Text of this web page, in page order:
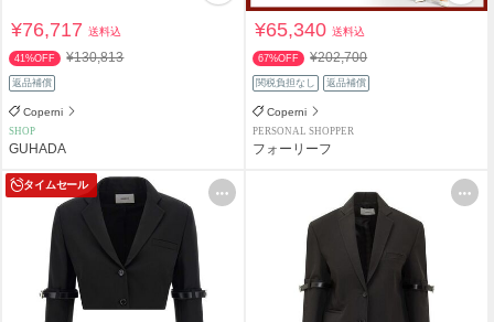
¥76,717送料込
41%OFF ¥130,813
返品補償
Coperni
SHOP
GUHADA
¥65,340送料込
67%OFF ¥202,700
関税負担なし 返品補償
Coperni
PERSONAL SHOPPER
フォーリーフ
タイムセール